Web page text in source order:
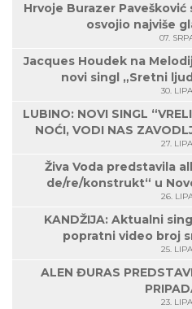
Hrvoje Burazer
osvojio najviše
07.
Jacques Houdek na
novi singl „Sretni
30.
LUBINO: NOVI SINGL
NOĆI, VODI NAS
27.
Živa Voda predstavila
de/re/konstrukt“ u
26.
KANDŽIJA: Aktualni
popratni video broj
25.
ALEN ĐURAS
23.